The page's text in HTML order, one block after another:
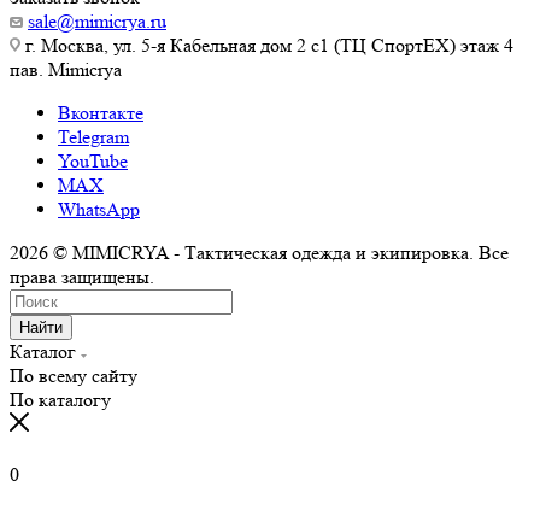
sale@mimicrya.ru
г. Москва, ул. 5-я Кабельная дом 2 с1 (ТЦ СпортEX) этаж 4
пав. Mimicrya
Вконтакте
Telegram
YouTube
MAX
WhatsApp
2026 © MIMICRYA - Тактическая одежда и экипировка. Все
права защищены.
Найти
Каталог
По всему сайту
По каталогу
0